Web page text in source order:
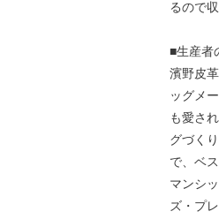
るので
■生産者
濱野皮
ッグメ
も愛さ
グづく
で、ベ
マンシ
ズ・プ